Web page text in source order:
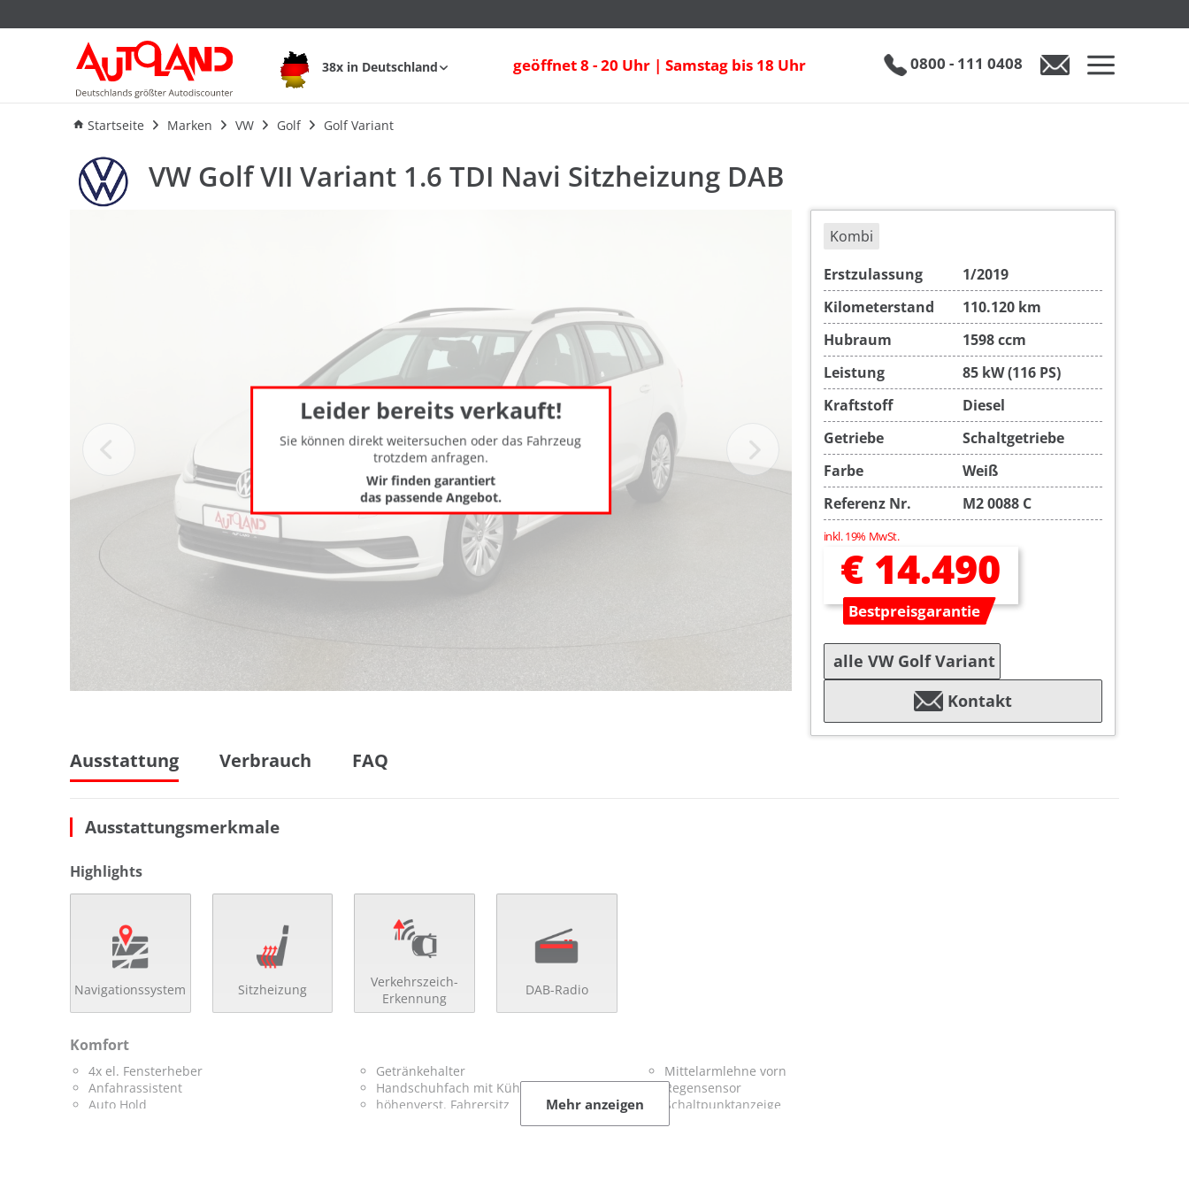
38x in Deutschland geöffnet 8 - 20 Uhr | Samstag bis 18 Uhr 0800 - 111 0408
Startseite Marken VW Golf Golf Variant
VW Golf VII Variant 1.6 TDI Navi Sitzheizung DAB
Ausstattung Verbrauch
VW Golf VII Variant 1.6 TDI Navi Sitzheizung DAB
Leider bereits verkauft!
Sie können direkt weitersuchen oder das Fahrzeug
trotzdem anfragen.
Wir finden garantiert
das passende Angebot.
Kombi
Erstzulassung
1/2019
Kilometerstand
110.120 km
Hubraum
1598 ccm
Leistung
85 kW (116 PS)
Kraftstoff
Diesel
Getriebe
Schaltgetriebe
Farbe
Weiß
Referenz Nr.
M2 0088 C
inkl. 19% MwSt.
€ 14.490
Bestpreisgarantie
alle VW Golf Variant
Kontakt
Ausstattung Verbrauch FAQ
Ausstattungsmerkmale
Highlights
Navigationssystem Sitzheizung
Verkehrszeich-
Erkennung
DAB-Radio
Komfort
4x el. Fensterheber
Anfahrassistent
Auto Hold
Getränkehalter
Handschuhfach mit Kühlfunktion
höhenverst. Fahrersitz
Mittelarmlehne vorn
Regensensor
Schaltpunktanzeige
Scheinwerferreinigung
Mehr anzeigen